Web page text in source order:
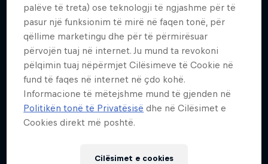
2 Sezone · 6 episodet
BIKE
palëve të treta) ose teknologji të ngjashme për të
pasur një funksionim të mirë në faqen tonë, për
qëllime marketingu dhe për të përmirësuar
përvojën tuaj në internet. Ju mund ta revokoni
pëlqimin tuaj nëpërmjet Cilësimeve të Cookie në
fund të faqes në internet në çdo kohë.
Informacione të mëtejshme mund të gjenden në
Politikën tonë të Privatësisë dhe në Cilësimet e
Cookies direkt më poshtë.
Cilësimet e cookies